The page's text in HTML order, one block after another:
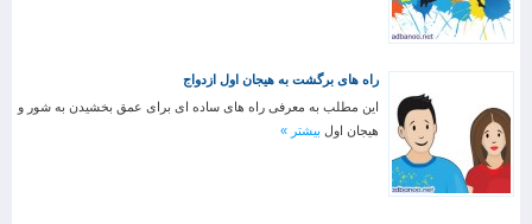
راه های برگشت به هیجان اول ازدواج
این مطلب به معرفی راه های ساده ای برای عمق بخشیدن به شور و
هیجان اول بیشتر »